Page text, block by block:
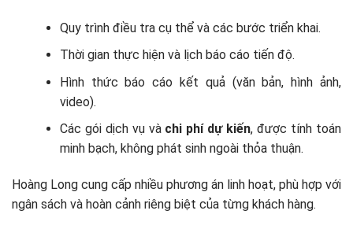
Quy trình điều tra cụ thể và các bước triển khai.
Thời gian thực hiện và lịch báo cáo tiến độ.
Hình thức báo cáo kết quả (văn bản, hình ảnh,
video).
Các gói dịch vụ và chi phí dự kiến, được tính toán
minh bạch, không phát sinh ngoài thỏa thuận.
Hoàng Long cung cấp nhiều phương án linh hoạt, phù hợp với
ngân sách và hoàn cảnh riêng biệt của từng khách hàng.